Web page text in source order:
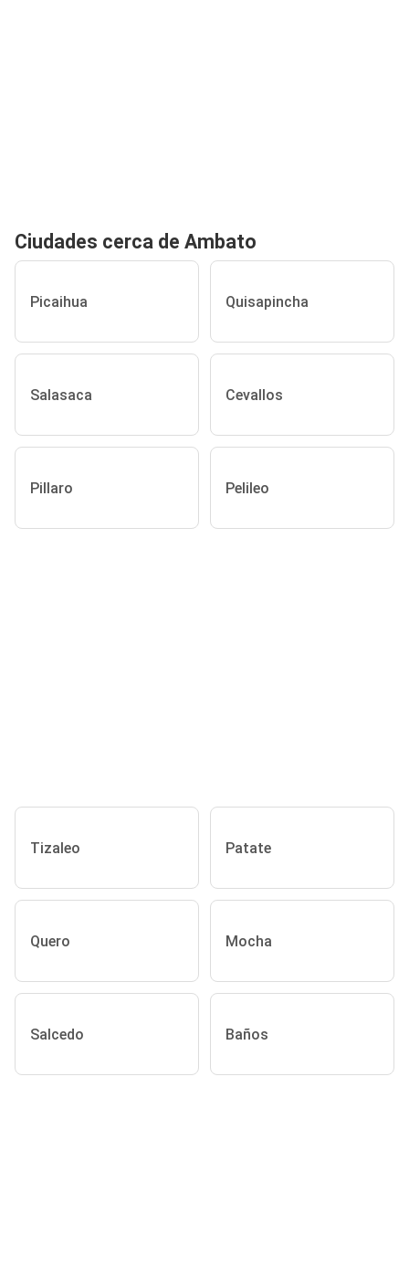
Ciudades cerca de Ambato
Picaihua Quisapincha
Salasaca Cevallos
Pillaro Pelileo
Tizaleo Patate
Quero Mocha
Salcedo Baños